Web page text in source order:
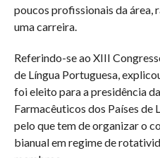
poucos profissionais da área,
uma carreira.
Referindo-se ao XIII
de Língua Portuguesa,
foi eleito para a presidência
Farmacêuticos dos Países de
pelo que tem de organizar o
bianual em regime de